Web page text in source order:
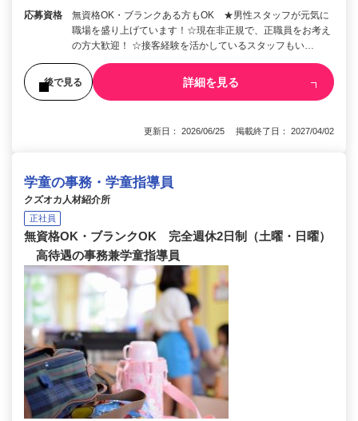
応募資格
無資格OK・ブランクある方もOK ★男性スタッフが元気に
職場を盛り上げています！☆現在非正規で、正職員をお考え
の方大歓迎！ ☆接客経験を活かしているスタッフもい…
後で見る 詳細を見る
更新日： 2026/06/25 掲載終了日： 2027/04/02
学童の事務・学童指導員
クズオカ人材紹介所
正社員
無資格OK・ブランクOK 完全週休2日制（土曜・日曜）
高待遇の事務兼学童指導員